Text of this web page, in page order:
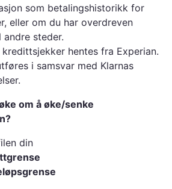
som betalingshistorikk for
eller om du har overdreven
andre steder.
hentes fra Experian.
i samsvar med Klarnas
om å øke/senke
din